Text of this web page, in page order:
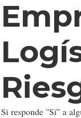
Si responde "Sí" a